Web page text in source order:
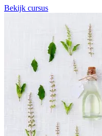
Bekijk cursus